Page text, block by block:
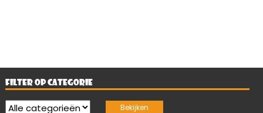
FILTER OP CATEGORIE